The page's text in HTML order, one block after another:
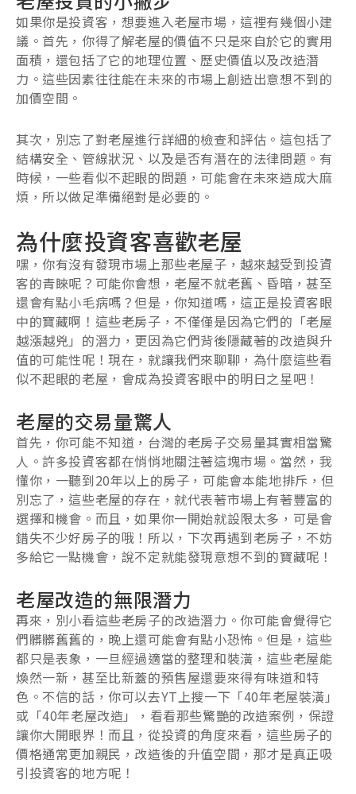
如果你是投資客，想要進入老屋市場，這裡有幾個小建
議。首先，你得了解老屋的價值不只是來自於它的實用
面積，還包括了它的地理位置、歷史價值以及改造潛
力。這些因素往往能在未來的市場上創造出意想不到的
加價空間。
其次，別忘了對老屋進行詳細的檢查和評估。這包括了
結構安全、管線狀況、以及是否有潛在的法律問題。有
時候，一些看似不起眼的問題，可能會在未來造成大麻
煩，所以做足準備絕對是必要的。
為什麼投資客喜歡老屋
嘿，你有沒有發現市場上那些老屋子，越來越受到投資
客的青睞呢？可能你會想，老屋不就老舊、昏暗，甚至
還會有點小毛病嗎？但是，你知道嗎，這正是投資客眼
中的寶藏啊！這些老房子，不僅僅是因為它們的「老屋
越漲越兇」的潛力，更因為它們背後隱藏著的改造與升
值的可能性呢！現在，就讓我們來聊聊，為什麼這些看
似不起眼的老屋，會成為投資客眼中的明日之星吧！
老屋的交易量驚人
首先，你可能不知道，台灣的老房子交易量其實相當驚
人。許多投資客都在悄悄地關注著這塊市場。當然，我
懂你，一聽到20年以上的房子，可能會本能地排斥，但
別忘了，這些老屋的存在，就代表著市場上有著豐富的
選擇和機會。而且，如果你一開始就設限太多，可是會
錯失不少好房子的哦！所以，下次再遇到老房子，不妨
多給它一點機會，說不定就能發現意想不到的寶藏呢！
老屋改造的無限潛力
再來，別小看這些老房子的改造潛力。你可能會覺得它
們髒髒舊舊的，晚上還可能會有點小恐怖。但是，這些
都只是表象，一旦經過適當的整理和裝潢，這些老屋能
煥然一新，甚至比新蓋的預售屋還要來得有味道和特
色。不信的話，你可以去YT上搜一下「40年老屋裝潢」
或「40年老屋改造」，看看那些驚艷的改造案例，保證
讓你大開眼界！而且，從投資的角度來看，這些房子的
價格通常更加親民，改造後的升值空間，那才是真正吸
引投資客的地方呢！